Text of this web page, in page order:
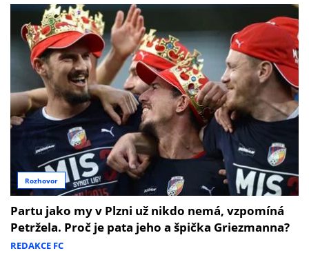
Rozhovor
Partu jako my v Plzni už nikdo nemá, vzpomíná
Petržela. Proč je pata jeho a špička Griezmanna?
REDAKCE FC